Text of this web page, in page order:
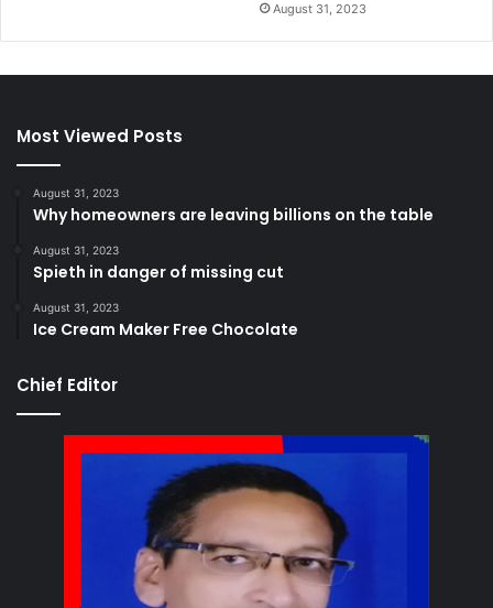
August 31, 2023
Most Viewed Posts
August 31, 2023
Why homeowners are leaving billions on the table
August 31, 2023
Spieth in danger of missing cut
August 31, 2023
Ice Cream Maker Free Chocolate
Chief Editor